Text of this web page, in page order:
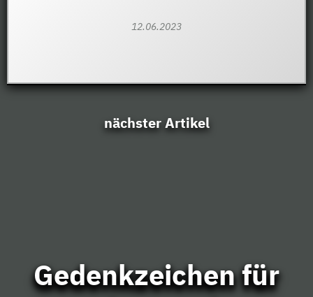
12.06.2023
nächster Artikel
Gedenkzeichen für